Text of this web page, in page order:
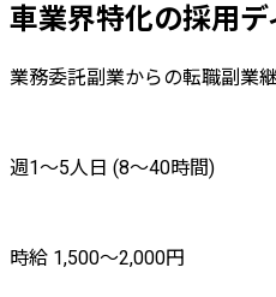
車業界特化の採用デ
業務委託副業からの転職副業
週1〜5人日 (8〜40時間)
時給 1,500〜2,000円